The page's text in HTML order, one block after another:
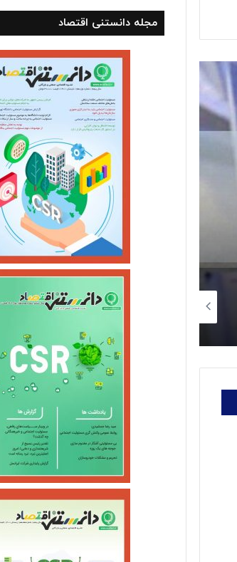
خرداد ۵, ۱۴۰۵ خرداد ۳, ۱۴۰۵
مجله دانستنی اقتصاد